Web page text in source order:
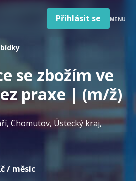
Přihlásit se MENU
se zbožím ve
praxe | (m/ž)
Chomutov, Ústecký kraj,
/ měsíc